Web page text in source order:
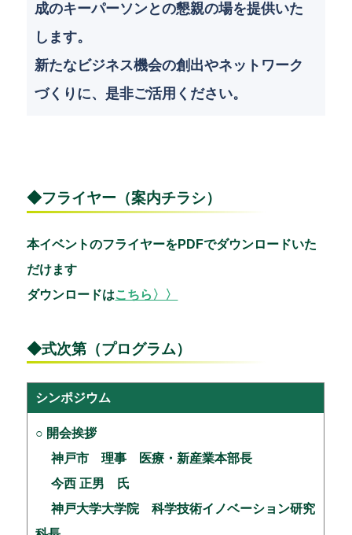
成のキーパーソンとの懇親の場を提供いた
します。
新たなビジネス機会の創出やネットワーク
づくりに、是非ご活用ください。
◆フライヤー（案内チラシ）
本イベントのフライヤーをPDFでダウンロードいた
だけます
ダウンロードはこちら〉〉
◆式次第（プログラム）
シンポジウム
○ 開会挨拶
神戸市 理事 医療・新産業本部長
今西 正男 氏
神戸大学大学院 科学技術イノベーション研究